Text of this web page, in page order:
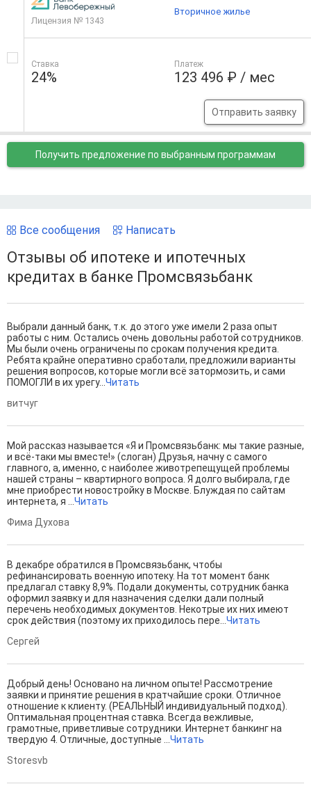
Лицензия № 1343
Ставка
24%
Платеж
123 496 ₽ / мес
Отправить заявку
Вторичное жилье
Получить предложение по выбранным программам
Все сообщения Написать
Отзывы об ипотеке и ипотечных
кредитах в банке Промсвязьбанк
Выбрали данный банк, т.к. до этого уже имели 2 раза опыт
работы с ним. Остались очень довольны работой сотрудников.
Мы были очень ограничены по срокам получения кредита.
Ребята крайне оперативно сработали, предложили варианты
решения вопросов, которые могли всё затормозить, и сами
ПОМОГЛИ в их урегу...Читать
витчуг
Мой рассказ называется «Я и Промсвязьбанк: мы такие разные,
и всё-таки мы вместе!» (слоган) Друзья, начну с самого
главного, а, именно, с наиболее животрепещущей проблемы
нашей страны – квартирного вопроса. Я долго выбирала, где
мне приобрести новостройку в Москве. Блуждая по сайтам
интернета, я ...Читать
Фима Духова
В декабре обратился в Промсвязьбанк, чтобы
рефинансировать военную ипотеку. На тот момент банк
предлагал ставку 8,9%. Подали документы, сотрудник банка
оформил заявку и для назначения сделки дали полный
перечень необходимых документов. Некотрые их них имеют
срок действия (поэтому их приходилось пере...Читать
Сергей
Добрый день! Основано на личном опыте! Рассмотрение
заявки и принятие решения в кратчайшие сроки. Отличное
отношение к клиенту. (РЕАЛЬНЫЙ индивидуальный подход).
Оптимальная процентная ставка. Всегда вежливые,
грамотные, приветливые сотрудники. Интернет банкинг на
твердую 4. Отличные, доступные ...Читать
Storesvb